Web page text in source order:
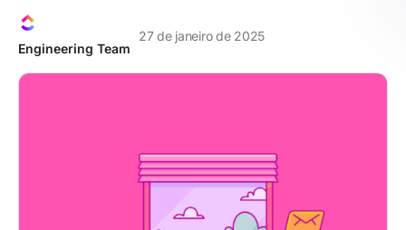
Engineering Team
27 de janeiro de 2025